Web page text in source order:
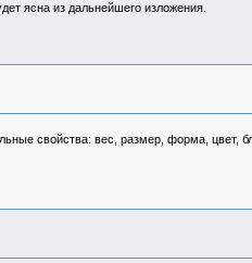
ясна из дальнейшего изложения.
свойства: вес, размер, форма, цвет,